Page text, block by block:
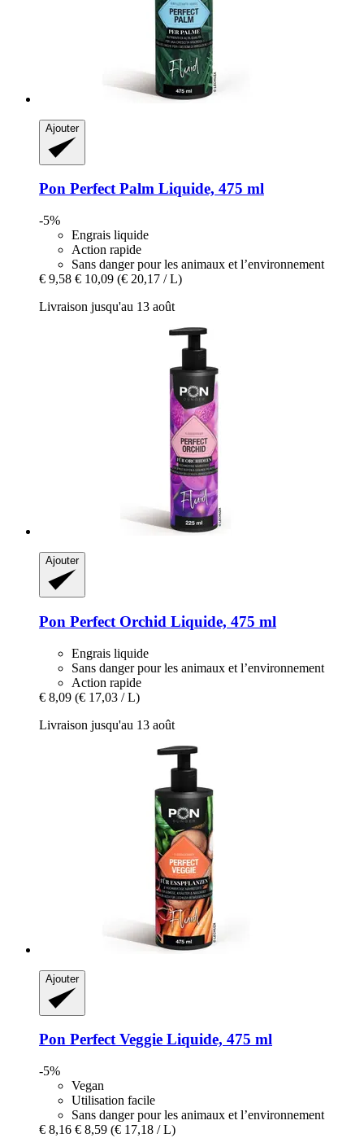
Ajouter
Pon Perfect Palm Liquide, 475 ml
-5%
Engrais liquide
Action rapide
Sans danger pour les animaux et l’environnement
€ 9,58 € 10,09 (€ 20,17 / L)
Livraison jusqu'au 13 août
Ajouter
Pon Perfect Orchid Liquide, 475 ml
Engrais liquide
Sans danger pour les animaux et l’environnement
Action rapide
€ 8,09 (€ 17,03 / L)
Livraison jusqu'au 13 août
Ajouter
Pon Perfect Veggie Liquide, 475 ml
-5%
Vegan
Utilisation facile
Sans danger pour les animaux et l’environnement
€ 8,16 € 8,59 (€ 17,18 / L)